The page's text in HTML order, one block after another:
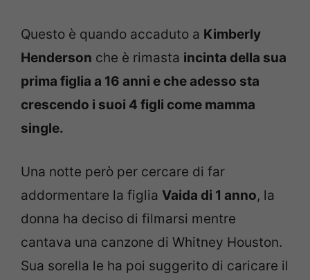
Questo è quando accaduto a Kimberly
Henderson che è rimasta incinta della sua
prima figlia a 16 anni e che adesso sta
crescendo i suoi 4 figli come mamma
single.
Una notte però per cercare di far
addormentare la figlia Vaida di 1 anno, la
donna ha deciso di filmarsi mentre
cantava una canzone di Whitney Houston.
Sua sorella le ha poi suggerito di caricare il